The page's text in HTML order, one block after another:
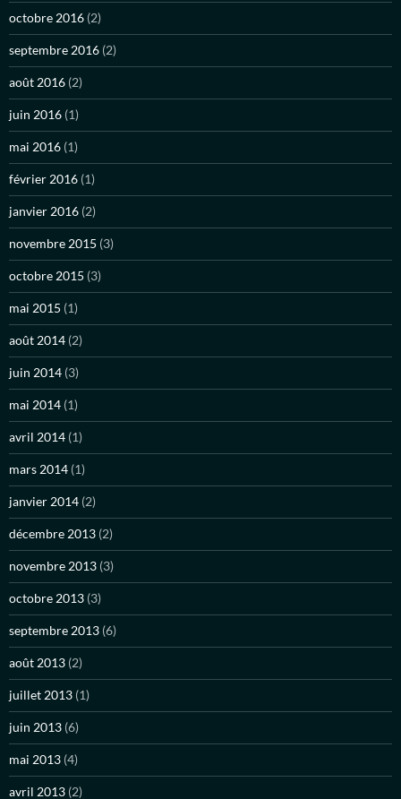
octobre 2016 (2)
septembre 2016 (2)
août 2016 (2)
juin 2016 (1)
mai 2016 (1)
février 2016 (1)
janvier 2016 (2)
novembre 2015 (3)
octobre 2015 (3)
mai 2015 (1)
août 2014 (2)
juin 2014 (3)
mai 2014 (1)
avril 2014 (1)
mars 2014 (1)
janvier 2014 (2)
décembre 2013 (2)
novembre 2013 (3)
octobre 2013 (3)
septembre 2013 (6)
août 2013 (2)
juillet 2013 (1)
juin 2013 (6)
mai 2013 (4)
avril 2013 (2)